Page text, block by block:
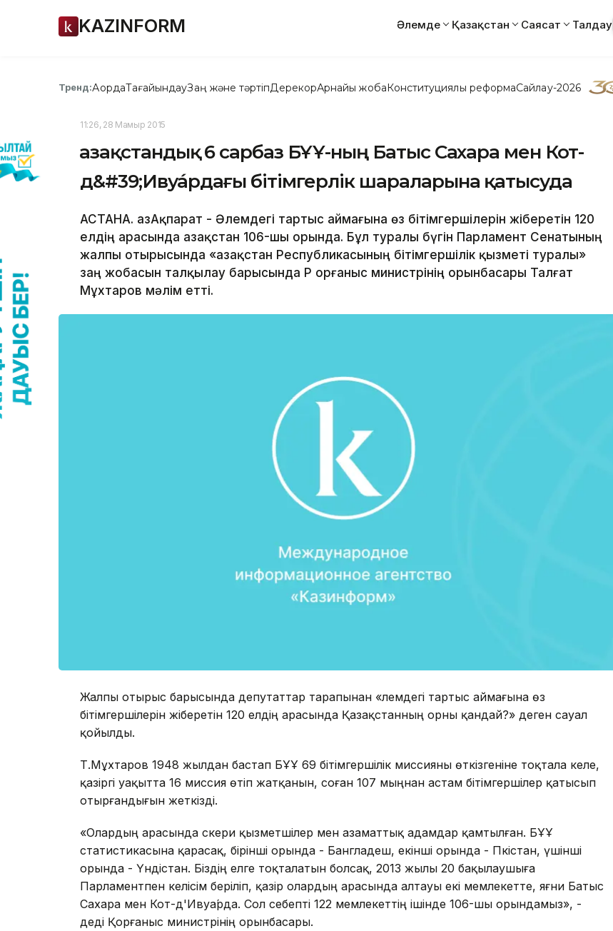
KAZINFORM Әлемде Қазақстан Саясат Талдау
Тренд:АқордаТағайындауЗаң және тәртіпДерекқорАрнайы жобаКонституциялық реформаСайлау-2026
11:26, 28 Мамыр 2015
Қазақстандық 6 сарбаз БҰҰ-ның Батыс Сахара мен Кот-
д&#39;Ивуа́рдағы бітімгерлік шараларына қатысуда
АСТАНА. ҚазАқпарат - Әлемдегі тартыс аймағына өз бітімгершілерін жіберетін 120
елдің арасында Қазақстан 106-шы орында. Бұл туралы бүгін Парламент Сенатының
жалпы отырысында «Қазақстан Республикасының бітімгершілік қызметі туралы»
заң жобасын талқылау барысында ҚР Қорғаныс министрінің орынбасары Талғат
Мұхтаров мәлім етті.
Жалпы отырыс барысында депутаттар тарапынан «әлемдегі тартыс аймағына өз
бітімгершілерін жіберетін 120 елдің арасында Қазақстанның орны қандай?» деген сауал
қойылды.
Т.Мұхтаров 1948 жылдан бастап БҰҰ 69 бітімгершілік миссияны өткізгеніне тоқтала келе,
қазіргі уақытта 16 миссия өтіп жатқанын, соған 107 мыңнан астам бітімгершілер қатысып
отырғандығын жеткізді.
«Олардың арасында әскери қызметшілер мен азаматтық адамдар қамтылған. БҰҰ
статистикасына қарасақ, бірінші орында - Бангладеш, екінші орында - Пәкістан, үшінші
орында - Үндістан. Біздің елге тоқталатын болсақ, 2013 жылы 20 бақылаушыға
Парламентпен келісім беріліп, қазір олардың арасында алтауы екі мемлекетте, яғни Батыс
Сахара мен Кот-д'Ивуа́рда. Сол себепті 122 мемлекеттің ішінде 106-шы орындамыз», -
деді Қорғаныс министрінің орынбасары.